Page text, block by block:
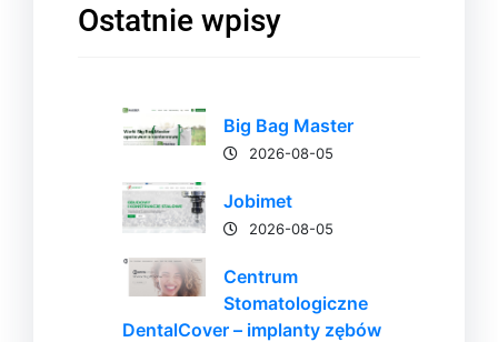
Ostatnie wpisy
Big Bag Master
2026-08-05
Jobimet
2026-08-05
Centrum
Stomatologiczne
DentalCover – implanty zębów